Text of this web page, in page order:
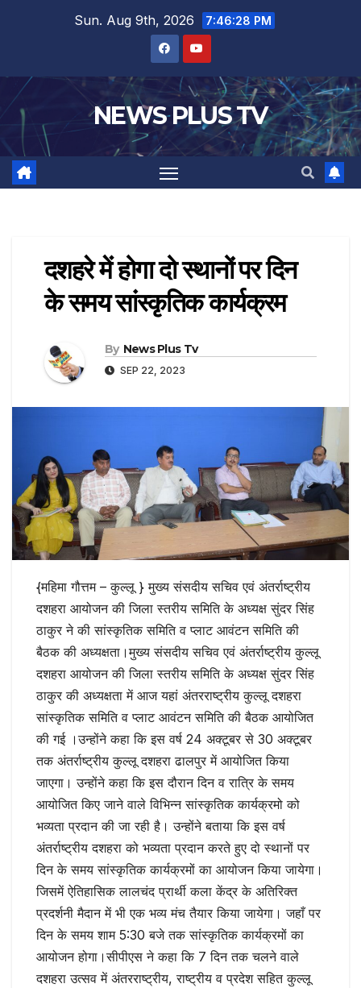
Sun. Aug 9th, 2026 7:46:29 PM
NEWS PLUS TV
दशहरे में होगा दो स्थानों पर दिन
के समय सांस्कृतिक कार्यक्रम
By News Plus Tv
SEP 22, 2023
{महिमा गौत्तम – कुल्लू } मुख्य संसदीय सचिव एवं अंतर्राष्ट्रीय
दशहरा आयोजन की जिला स्तरीय समिति के अध्यक्ष सुंदर सिंह
ठाकुर ने की सांस्कृतिक समिति व प्लाट आवंटन समिति की
बैठक की अध्यक्षता।मुख्य संसदीय सचिव एवं अंतर्राष्ट्रीय कुल्लू
दशहरा आयोजन की जिला स्तरीय समिति के अध्यक्ष सुंदर सिंह
ठाकुर की अध्यक्षता में आज यहां अंतरराष्ट्रीय कुल्लू दशहरा
सांस्कृतिक समिति व प्लाट आवंटन समिति की बैठक आयोजित
की गई ।उन्होंने कहा कि इस वर्ष 24 अक्टूबर से 30 अक्टूबर
तक अंतर्राष्ट्रीय कुल्लू दशहरा ढालपुर में आयोजित किया
जाएगा। उन्होंने कहा कि इस दौरान दिन व रात्रि के समय
आयोजित किए जाने वाले विभिन्न सांस्कृतिक कार्यक्रमो को
भव्यता प्रदान की जा रही है। उन्होंने बताया कि इस वर्ष
अंतर्राष्ट्रीय दशहरा को भव्यता प्रदान करते हुए दो स्थानों पर
दिन के समय सांस्कृतिक कार्यक्रमों का आयोजन किया जायेगा।
जिसमें ऐतिहासिक लालचंद प्रार्थी कला केंद्र के अतिरिक्त
प्रदर्शनी मैदान में भी एक भव्य मंच तैयार किया जायेगा। जहाँ पर
दिन के समय शाम 5:30 बजे तक सांस्कृतिक कार्यक्रमों का
आयोजन होगा।सीपीएस ने कहा कि 7 दिन तक चलने वाले
दशहरा उत्सव में अंतरराष्ट्रीय, राष्ट्रीय व प्रदेश सहित कुल्लू